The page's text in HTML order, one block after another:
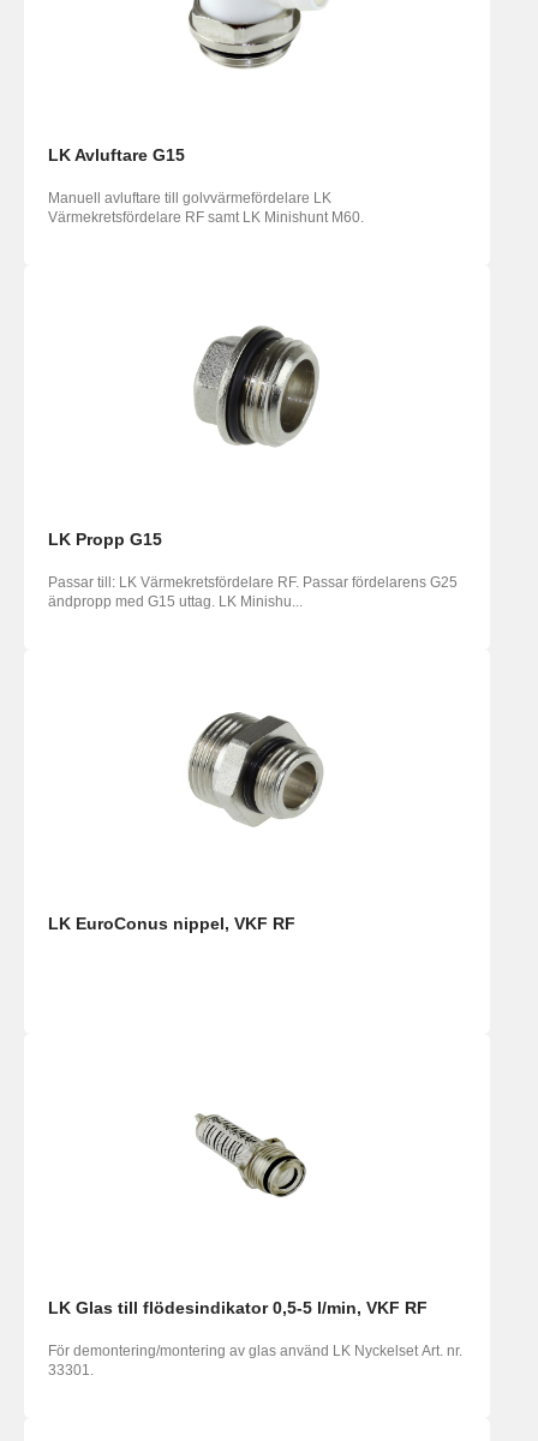
LK Avluftare G15
Manuell avluftare till golvvärmefördelare LK
Värmekretsfördelare RF samt LK Minishunt M60.
LK Propp G15
Passar till: LK Värmekretsfördelare RF. Passar fördelarens G25
ändpropp med G15 uttag. LK Minishu...
LK EuroConus nippel, VKF RF
LK Glas till flödesindikator 0,5-5 l/min, VKF RF
För demontering/montering av glas använd LK Nyckelset Art. nr.
33301.